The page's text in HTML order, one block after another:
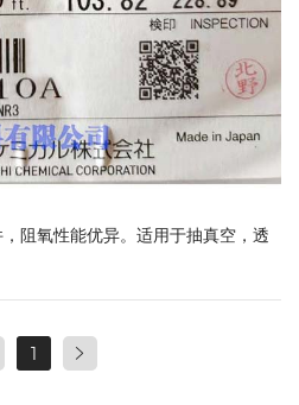
阻氧性能优异。适用于抽真空，透
1